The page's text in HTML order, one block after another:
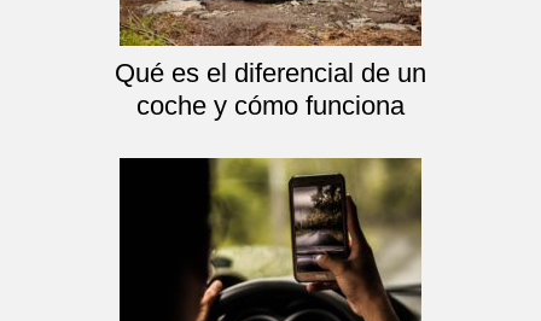
Qué es el diferencial de un
coche y cómo funciona